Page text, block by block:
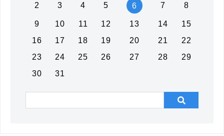
2 3 4 5 6 7 8
9 10 11 12 13 14
15
16
17 18 19 20 21
22
23
24 25 26 27 28
29
30
31